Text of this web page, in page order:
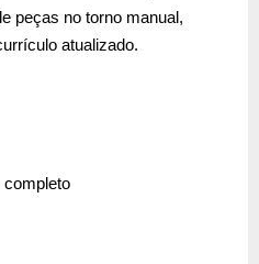
peças no torno manual,
atualizado.
completo